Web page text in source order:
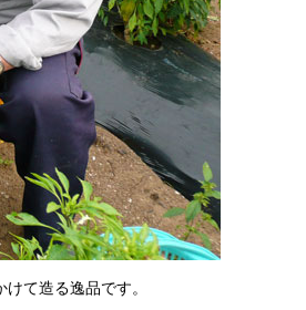
て造る逸品です。